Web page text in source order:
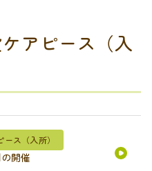
アピース（入
ス（入所）
開催